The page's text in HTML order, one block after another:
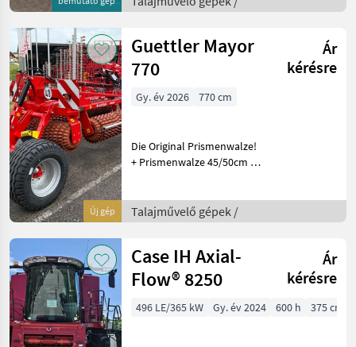
Striegelreihen -
verstellbar
Új gép
Guettler Mayor
770
Ár
kérésre
Gy. év 2026 770 cm
Die Original Prismenwalze!
+ Prismenwalze 45/50cm +
Klappung mit
Druckausgleich + Bereifung
Talajművelő gépek /
Case IH Axial-
Flow® 8250
Ár
kérésre
496 LE/365 kW Gy. év 2024 600 h 375 cm